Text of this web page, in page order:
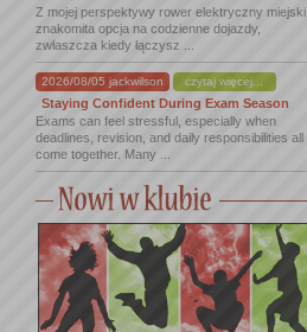
Z mojej perspektywy rower elektryczny
znakomita opcja na codzienne dojazdy,
zwłaszcza kiedy łączysz ...
2026/08/05 jackwilson czytaj więcej...
Staying Confident During Exam Season
Exams can feel stressful, especially when
deadlines, revision, and daily responsibilities all
come together. Many ...